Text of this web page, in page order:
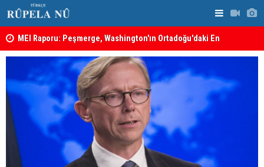
MEI Raporu: Peşmerge, Washington'ın Ortadoğu'daki En
Önemli Güvenlik Ortaklarından Biri ABD'nin